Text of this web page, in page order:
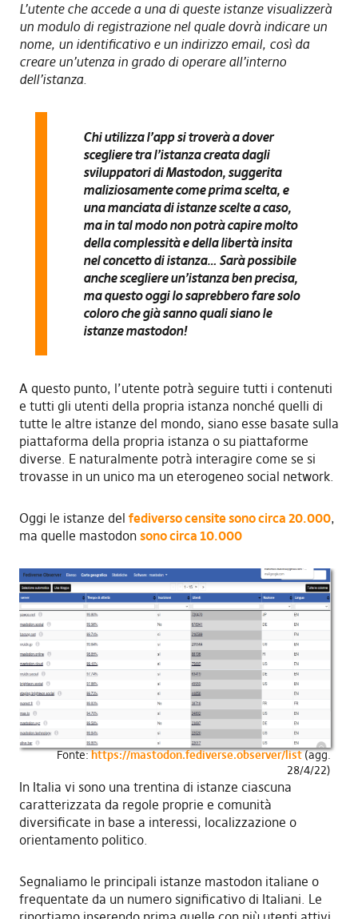
L’utente che accede a una di queste istanze visualizzerà
un modulo di registrazione nel quale dovrà indicare un
nome, un identificativo e un indirizzo email, così da
creare un’utenza in grado di operare all’interno
dell’istanza.
Chi utilizza l’app si troverà a dover
scegliere tra l’istanza creata dagli
sviluppatori di Mastodon,suggerita
maliziosamente come prima scelta, e
una manciata di istanze scelte a caso,
ma in tal modonon potrà capire molto
della complessità e della libertà insita
nel concetto di istanza… Sarà possibile
anche scegliere un’istanza ben precisa,
ma questo oggi lo saprebbero fare solo
coloro che già sanno quali siano le
istanze mastodon!
A questo punto, l’utente potrà seguire tutti i contenuti
e tutti gli utenti della propria istanza nonché quelli di
tutte le altre istanze del mondo, siano esse basate sulla
piattaforma della propria istanza o su piattaforme
diverse. E naturalmente potrà interagire come se si
trovasse in un unico ma un eterogeneo social network.
Oggi le istanze del fediverso censite sono circa 20.000,
ma quelle mastodon sono circa 10.000
Fonte:https://mastodon.fediverse.observer/list(agg.
28/4/22)
In Italia vi sono una trentina di istanze ciascuna
caratterizzata da regole proprie e comunità
diversificate in base a interessi, localizzazione o
orientamento politico.
Segnaliamo le principali istanze mastodon italiane o
frequentate da un numero significativo di Italiani. Le